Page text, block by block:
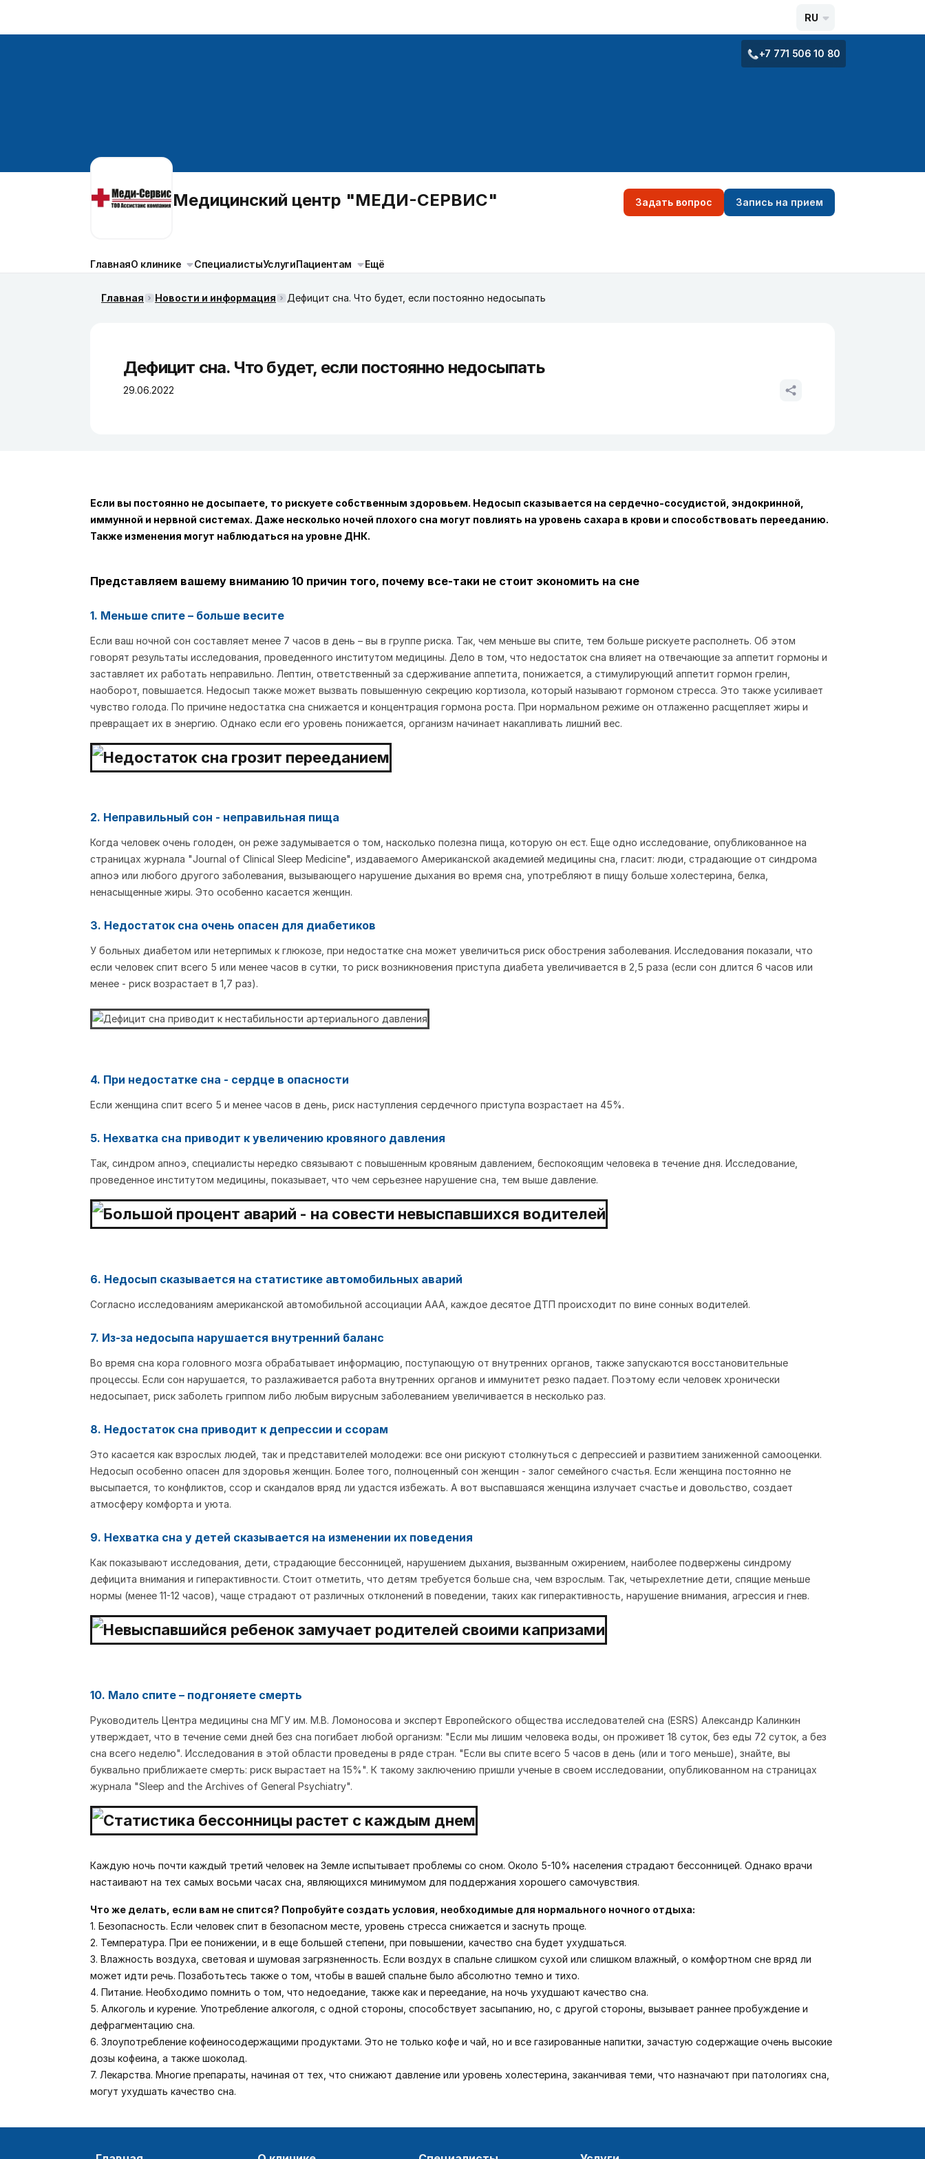
RU
+7 771 506 10 80
Медицинский центр "МЕДИ-СЕРВИС" Задать вопрос Запись на прием
ГлавнаяО клинике СпециалистыУслугиПациентам Ещё
Главная Новости и информация Дефицит сна. Что будет, если постоянно недосыпать
Дефицит сна. Что будет, если постоянно недосыпать
29.06.2022
Если вы постоянно не досыпаете, то рискуете собственным здоровьем. Недосып сказывается на сердечно-сосудистой, эндокринной,
иммунной и нервной системах. Даже несколько ночей плохого сна могут повлиять на уровень сахара в крови и способствовать перееданию.
Также изменения могут наблюдаться на уровне ДНК.
Представляем вашему вниманию 10 причин того, почему все-таки не стоит экономить на сне
1. Меньше спите – больше весите
Если ваш ночной сон составляет менее 7 часов в день – вы в группе риска. Так, чем меньше вы спите, тем больше рискуете располнеть. Об этом
говорят результаты исследования, проведенного институтом медицины. Дело в том, что недостаток сна влияет на отвечающие за аппетит гормоны и
заставляет их работать неправильно. Лептин, ответственный за сдерживание аппетита, понижается, а стимулирующий аппетит гормон грелин,
наоборот, повышается. Недосып также может вызвать повышенную секрецию кортизола, который называют гормоном стресса. Это также усиливает
чувство голода. По причине недостатка сна снижается и концентрация гормона роста. При нормальном режиме он отлаженно расщепляет жиры и
превращает их в энергию. Однако если его уровень понижается, организм начинает накапливать лишний вес.
2. Неправильный сон - неправильная пища
Когда человек очень голоден, он реже задумывается о том, насколько полезна пища, которую он ест. Еще одно исследование, опубликованное на
страницах журнала "Journal of Clinical Sleep Medicine", издаваемого Американской академией медицины сна, гласит: люди, страдающие от синдрома
апноэ или любого другого заболевания, вызывающего нарушение дыхания во время сна, употребляют в пищу больше холестерина, белка,
ненасыщенные жиры. Это особенно касается женщин.
3. Недостаток сна очень опасен для диабетиков
У больных диабетом или нетерпимых к глюкозе, при недостатке сна может увеличиться риск обострения заболевания. Исследования показали, что
если человек спит всего 5 или менее часов в сутки, то риск возникновения приступа диабета увеличивается в 2,5 раза (если сон длится 6 часов или
менее - риск возрастает в 1,7 раз).
4. При недостатке сна - сердце в опасности
Если женщина спит всего 5 и менее часов в день, риск наступления сердечного приступа возрастает на 45%.
5. Нехватка сна приводит к увеличению кровяного давления
Так, синдром апноэ, специалисты нередко связывают с повышенным кровяным давлением, беспокоящим человека в течение дня. Исследование,
проведенное институтом медицины, показывает, что чем серьезнее нарушение сна, тем выше давление.
6. Недосып сказывается на статистике автомобильных аварий
Согласно исследованиям американской автомобильной ассоциации ААА, каждое десятое ДТП происходит по вине сонных водителей.
7. Из-за недосыпа нарушается внутренний баланс
Во время сна кора головного мозга обрабатывает информацию, поступающую от внутренних органов, также запускаются восстановительные
процессы. Если сон нарушается, то разлаживается работа внутренних органов и иммунитет резко падает. Поэтому если человек хронически
недосыпает, риск заболеть гриппом либо любым вирусным заболеванием увеличивается в несколько раз.
8. Недостаток сна приводит к депрессии и ссорам
Это касается как взрослых людей, так и представителей молодежи: все они рискуют столкнуться с депрессией и развитием заниженной самооценки.
Недосып особенно опасен для здоровья женщин. Более того, полноценный сон женщин - залог семейного счастья. Если женщина постоянно не
высыпается, то конфликтов, ссор и скандалов вряд ли удастся избежать. А вот выспавшаяся женщина излучает счастье и довольство, создает
атмосферу комфорта и уюта.
9. Нехватка сна у детей сказывается на изменении их поведения
Как показывают исследования, дети, страдающие бессонницей, нарушением дыхания, вызванным ожирением, наиболее подвержены синдрому
дефицита внимания и гиперактивности. Стоит отметить, что детям требуется больше сна, чем взрослым. Так, четырехлетние дети, спящие меньше
нормы (менее 11-12 часов), чаще страдают от различных отклонений в поведении, таких как гиперактивность, нарушение внимания, агрессия и гнев.
10. Мало спите – подгоняете смерть
Руководитель Центра медицины сна МГУ им. М.В. Ломоносова и эксперт Европейского общества исследователей сна (ESRS) Александр Калинкин
утверждает, что в течение семи дней без сна погибает любой организм: "Если мы лишим человека воды, он проживет 18 суток, без еды 72 суток, а без
сна всего неделю". Исследования в этой области проведены в ряде стран. "Если вы спите всего 5 часов в день (или и того меньше), знайте, вы
буквально приближаете смерть: риск вырастает на 15%". К такому заключению пришли ученые в своем исследовании, опубликованном на страницах
журнала "Sleep and the Archives of General Psychiatry".
Каждую ночь почти каждый третий человек на Земле испытывает проблемы со сном. Около 5-10% населения страдают бессонницей. Однако врачи
настаивают на тех самых восьми часах сна, являющихся минимумом для поддержания хорошего самочувствия.
Что же делать, если вам не спится? Попробуйте создать условия, необходимые для нормального ночного отдыха:
1. Безопасность. Если человек спит в безопасном месте, уровень стресса снижается и заснуть проще.
2. Температура. При ее понижении, и в еще большей степени, при повышении, качество сна будет ухудшаться.
3. Влажность воздуха, световая и шумовая загрязненность. Если воздух в спальне слишком сухой или слишком влажный, о комфортном сне вряд ли
может идти речь. Позаботьтесь также о том, чтобы в вашей спальне было абсолютно темно и тихо.
4. Питание. Необходимо помнить о том, что недоедание, также как и переедание, на ночь ухудшают качество сна.
5. Алкоголь и курение. Употребление алкоголя, с одной стороны, способствует засыпанию, но, с другой стороны, вызывает раннее пробуждение и
дефрагментацию сна.
6. Злоупотребление кофеиносодержащими продуктами. Это не только кофе и чай, но и все газированные напитки, зачастую содержащие очень высокие
дозы кофеина, а также шоколад.
7. Лекарства. Многие препараты, начиная от тех, что снижают давление или уровень холестерина, заканчивая теми, что назначают при патологиях сна,
могут ухудшать качество сна.